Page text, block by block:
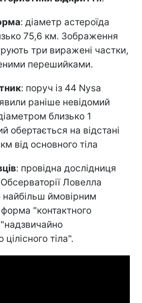
: діаметр астероїда
75,6 км. Зображення
три виражені частки,
перешийками.
: поруч із 44 Nysa
раніше невідомий
близько 1
обертається на відстані
від основного тіла
: провідна дослідниця
Ловелла
ймовірним
"контактного
тіла".